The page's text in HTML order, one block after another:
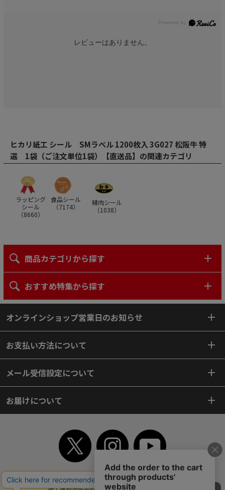
レビューはありません。
ヒカリ紙工 シール SMラベル 1200枚入 3G027 松阪牛 特
選 1袋（ご注文単位1袋）【直送品】の関連カテゴリ
ラッピング
シール
（8660）
食品シール
（7174）
精肉シール
（1038）
商品カテゴリから探す
おすすめ特集から探す
オンラインショップ営業日のお知らせ
お支払い方法について
メール受信設定について
お届けについて
TOP 初めてご利用のお客様へ ご利用案内
ご利用規約